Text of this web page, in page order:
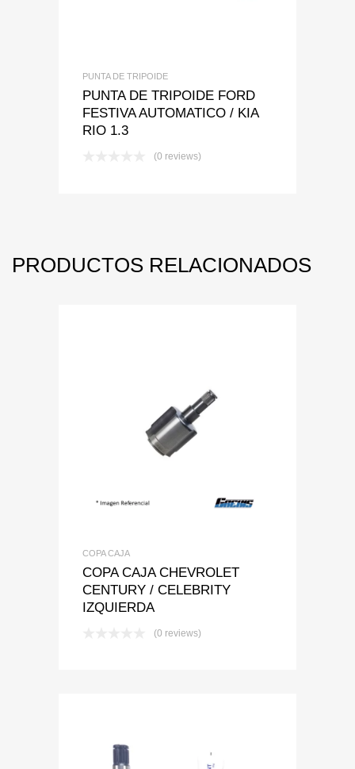
PUNTA DE TRIPOIDE
PUNTA DE TRIPOIDE FORD
FESTIVA AUTOMATICO / KIA
RIO 1.3
(0 reviews)
PRODUCTOS RELACIONADOS
Add to Wishlist
Add to Compare
COPA CAJA
COPA CAJA CHEVROLET
CENTURY / CELEBRITY
IZQUIERDA
(0 reviews)